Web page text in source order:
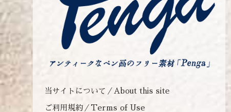
当サイトについて／About this site
ご利用規約／Terms of Use